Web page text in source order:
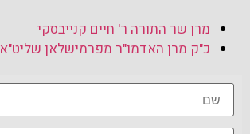
מרן שר התורה ר' חיים קנייבסקי
כ"ק מרן האדמו"ר מפרמישלאן שליט"א